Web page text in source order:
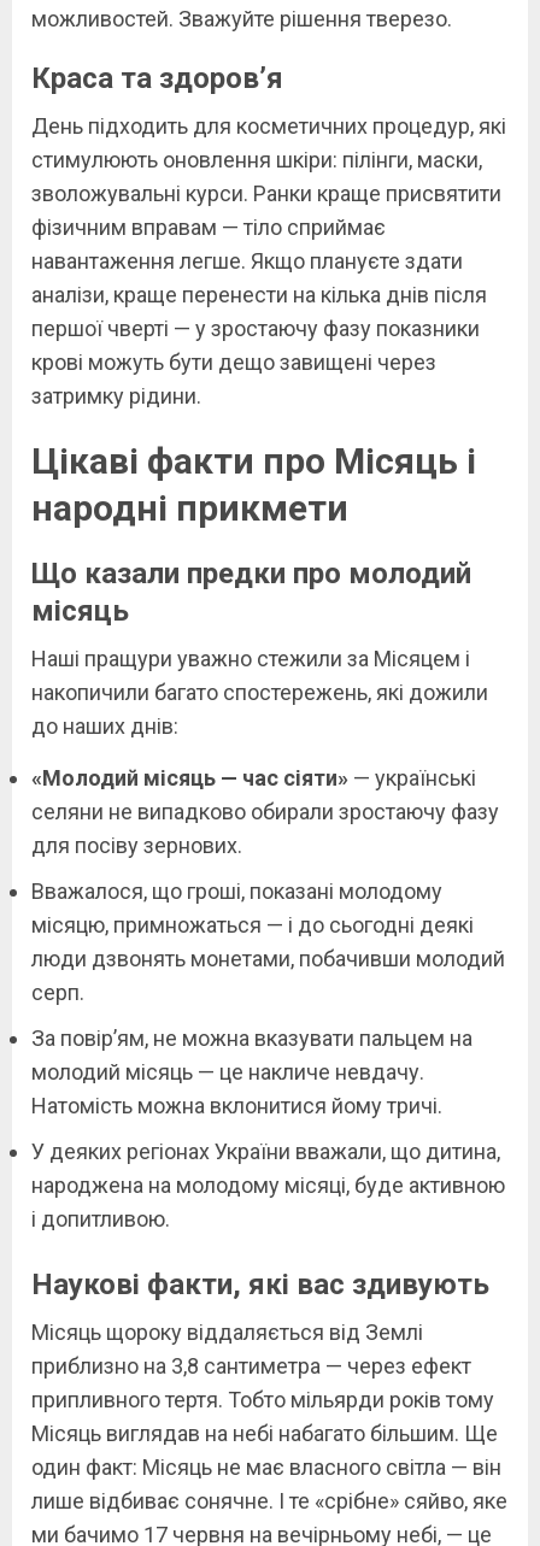
можливостей. Зважуйте рішення тверезо.
Краса та здоров’я
День підходить для косметичних процедур, які
стимулюють оновлення шкіри: пілінги, маски,
зволожувальні курси. Ранки краще присвятити
фізичним вправам — тіло сприймає
навантаження легше. Якщо плануєте здати
аналізи, краще перенести на кілька днів після
першої чверті — у зростаючу фазу показники
крові можуть бути дещо завищені через
затримку рідини.
Цікаві факти про Місяць і
народні прикмети
Що казали предки про молодий
місяць
Наші пращури уважно стежили за Місяцем і
накопичили багато спостережень, які дожили
до наших днів:
«Молодий місяць — час сіяти» — українські
селяни не випадково обирали зростаючу фазу
для посіву зернових.
Вважалося, що гроші, показані молодому
місяцю, примножаться — і до сьогодні деякі
люди дзвонять монетами, побачивши молодий
серп.
За повір’ям, не можна вказувати пальцем на
молодий місяць — це накличе невдачу.
Натомість можна вклонитися йому тричі.
У деяких регіонах України вважали, що дитина,
народжена на молодому місяці, буде активною
і допитливою.
Наукові факти, які вас здивують
Місяць щороку віддаляється від Землі
приблизно на 3,8 сантиметра — через ефект
припливного тертя. Тобто мільярди років тому
Місяць виглядав на небі набагато більшим. Ще
один факт: Місяць не має власного світла — він
лише відбиває сонячне. І те «срібне» сяйво, яке
ми бачимо 17 червня на вечірньому небі, — це